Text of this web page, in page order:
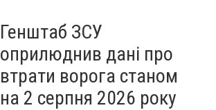
Генштаб ЗСУ
оприлюднив дані про
втрати ворога станом
на 2 серпня 2026 року